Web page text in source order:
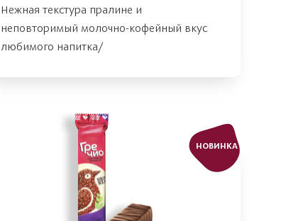
Нежная текстура пралине и
неповторимый молочно-кофейный вкус
любимого напитка/
НОВИНКА